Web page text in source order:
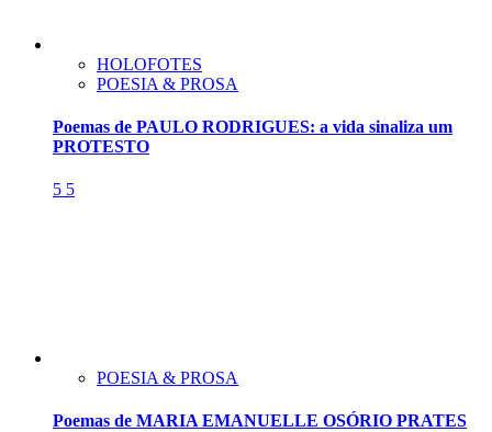
HOLOFOTES
POESIA & PROSA
Poemas de PAULO RODRIGUES: a vida sinaliza um
PROTESTO
5 5
POESIA & PROSA
Poemas de MARIA EMANUELLE OSÓRIO PRATES